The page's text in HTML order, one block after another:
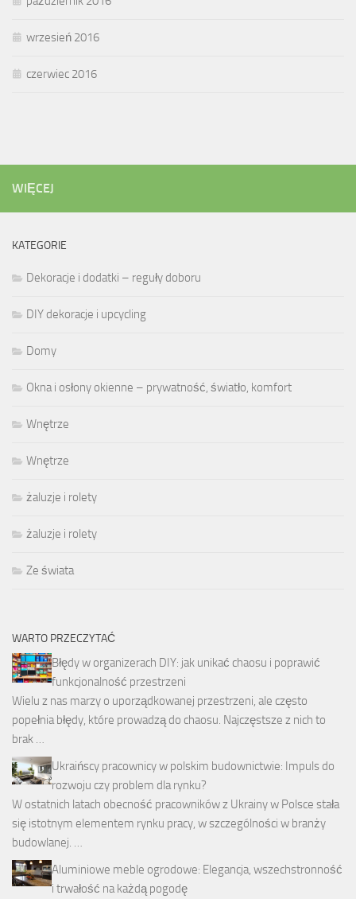
wrzesień 2016
czerwiec 2016
WIĘCEJ
KATEGORIE
Dekoracje i dodatki – reguły doboru
DIY dekoracje i upcycling
Domy
Okna i osłony okienne – prywatność, światło, komfort
Wnętrze
Wnętrze
żaluzje i rolety
żaluzje i rolety
Ze świata
WARTO PRZECZYTAĆ
Błędy w organizerach DIY: jak unikać chaosu i poprawić
funkcjonalność przestrzeni
Wielu z nas marzy o uporządkowanej przestrzeni, ale często
popełnia błędy, które prowadzą do chaosu. Najczęstsze z nich to
brak …
Ukraińscy pracownicy w polskim budownictwie: Impuls do
rozwoju czy problem dla rynku?
W ostatnich latach obecność pracowników z Ukrainy w Polsce stała
się istotnym elementem rynku pracy, w szczególności w branży
budowlanej. …
Aluminiowe meble ogrodowe: Elegancja, wszechstronność
i trwałość na każdą pogodę